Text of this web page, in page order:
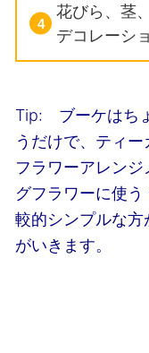
花びら、茎
デコレーシ
Tip: ブーケはち
うだけで、ティ
フラワーアレン
グフラワーに使う
較的シンプルな方
がいきます。